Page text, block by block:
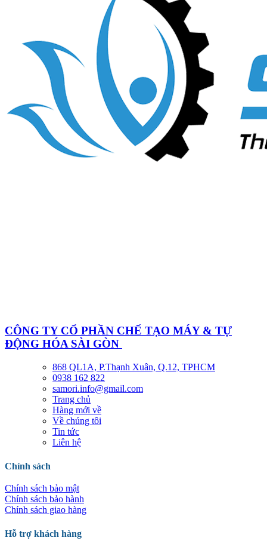
CÔNG TY CỔ PHẦN CHẾ TẠO MÁY & TỰ
ĐỘNG HÓA SÀI GÒN
868 QL1A, P.Thạnh Xuân, Q.12, TPHCM
0938 162 822
samori.info@gmail.com
Trang chủ
Hàng mới về
Về chúng tôi
Tin tức
Liên hệ
Chính sách
Chính sách bảo mật
Chính sách bảo hành
Chính sách giao hàng
Hỗ trợ khách hàng